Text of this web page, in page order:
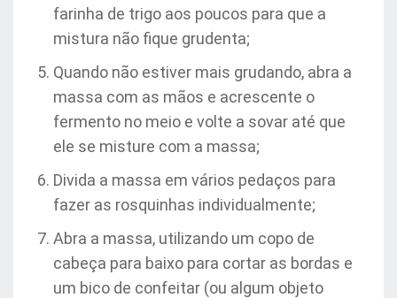
farinha de trigo aos poucos para que a
mistura não fique grudenta;
Quando não estiver mais grudando, abra a
massa com as mãos e acrescente o
fermento no meio e volte a sovar até que
ele se misture com a massa;
Divida a massa em vários pedaços para
fazer as rosquinhas individualmente;
Abra a massa, utilizando um copo de
cabeça para baixo para cortar as bordas e
um bico de confeitar (ou algum objeto